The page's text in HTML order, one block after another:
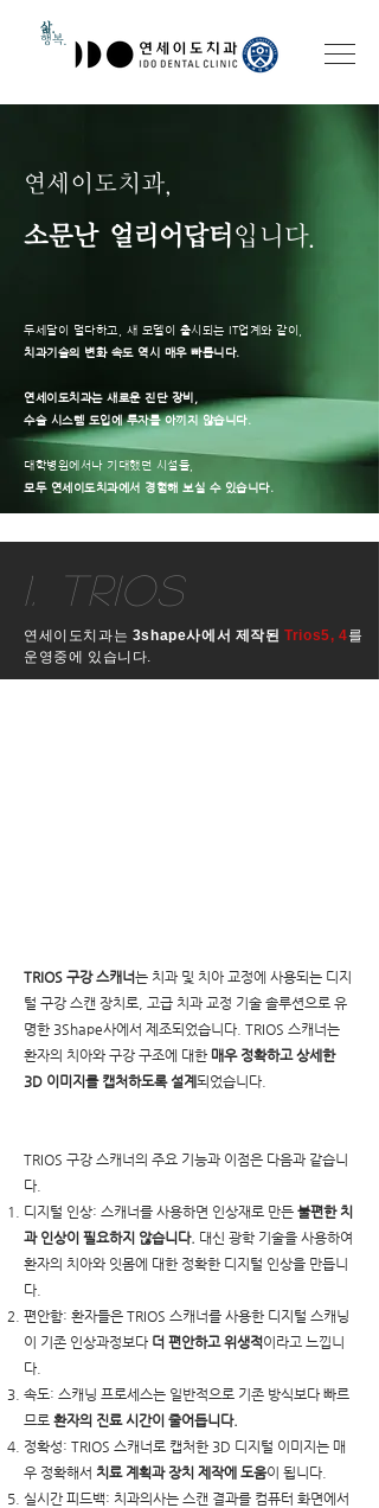
​삶.
행복.
연세이도치과,
​소문난 얼리어답터입니다.
두세달이 멀다하고, 새 모델이 출시되는 IT업계와 같이,
치과기술의 변화 속도 역시 매우 빠릅니다.
연세이도치과는 새로운 진단 장비,
수술 시스템 도입에 투자를 아끼지 않습니다.
​대학병원에서나 기대했던 시설들,
모두 연세이도치과에서 경험해 보실 수 있습니다.
1. trios
연세이도치과는 3shape사에서 제작된Trios5, 4를
운영중에 있습니다.
TRIOS 구강 스캐너는 치과 및 치아 교정에 사용되는 디지
털 구강 스캔 장치로, 고급 치과 교정 기술 솔루션으로 유
명한 3Shape사에서 제조되었습니다. TRIOS 스캐너는
환자의 치아와 구강 구조에 대한 매우 정확하고 상세한
3D 이미지를 캡처하도록 설계 되었습니다.
TRIOS 구강 스캐너의 주요 기능과 이점은 다음과 같습니
다.
디지털 인상: 스캐너를 사용하면 인상재로 만든 불편한 치
과 인상이 필요하지 않습니다. 대신 광학 기술을 사용하여
환자의 치아와 잇몸에 대한 정확한 디지털 인상을 만듭니
다.
편안함: 환자들은 TRIOS 스캐너를 사용한 디지털 스캐닝
이 기존 인상과정보다 더 편안하고 위생적이라고 느낍니
다.
속도: 스캐닝 프로세스는 일반적으로 기존 방식보다 빠르
므로 환자의 진료 시간이 줄어듭니다.
정확성: TRIOS 스캐너로 캡처한 3D 디지털 이미지는 매
우 정확해서 치료 계획과 장치 제작에 도움이 됩니다.
실시간 피드백: 치과의사는 스캔 결과를 컴퓨터 화면에서